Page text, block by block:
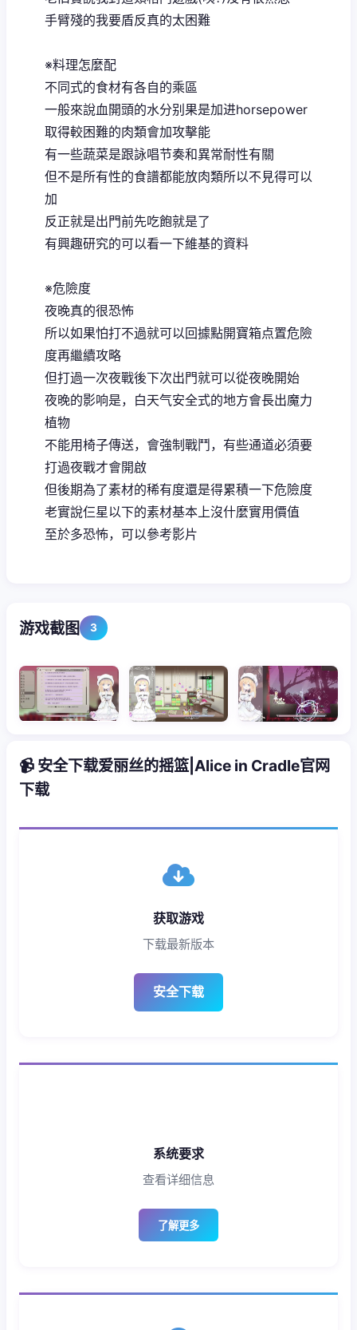
手臂殘的我要盾反真的太困難
※料理怎麼配
不同式的食材有各自的乘區
一般來說血開頭的水分别果是加进horsepower
取得較困難的肉類會加攻擊能
有一些蔬菜是跟詠唱节奏和異常耐性有關
但不是所有性的食譜都能放肉類所以不見得可以
加
反正就是出門前先吃飽就是了
有興趣研究的可以看一下維基的資料
※危險度
夜晚真的很恐怖
所以如果怕打不過就可以回據點開寶箱点置危險
度再繼續攻略
但打過一次夜戰後下次出門就可以從夜晚開始
夜晚的影响是，白天气安全式的地方會長出魔力
植物
不能用椅子傳送，會強制戰鬥，有些通道必須要
打過夜戰才會開啟
但後期為了素材的稀有度還是得累積一下危險度
老實說仨星以下的素材基本上沒什麼實用價值
至於多恐怖，可以參考影片
游戏截图 3
📹 安全下载爱丽丝的摇篮|Alice in Cradle官网
下载
获取游戏
下载最新版本
安全下载
系统要求
查看详细信息
了解更多